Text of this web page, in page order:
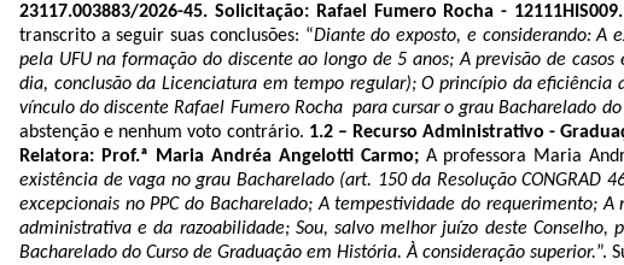
23117.003883/2026-45. Solicitação: Rafael Fumero Rocha -
transcrito a seguir suas conclusões: “Diante do exposto, e considerando: A
pela UFU na formação do discente ao longo de 5 anos; A previsão de
dia, conclusão da Licenciatura em tempo regular); O princípio da eficiência
vínculo do discente Rafael Fumero Rocha para cursar o grau Bacharelado
abstenção e nenhum voto contrário. 1.2 – Recurso Administrativo -
Relatora: Prof.ª Maria Andréa Angelotti Carmo; A professora Maria
existência de vaga no grau Bacharelado (art. 150 da Resolução
excepcionais no PPC do Bacharelado; A tempestividade do requerimento;
administrativa e da razoabilidade; Sou, salvo melhor juízo deste
Bacharelado do Curso de Graduação em História. À consideração superior.”.